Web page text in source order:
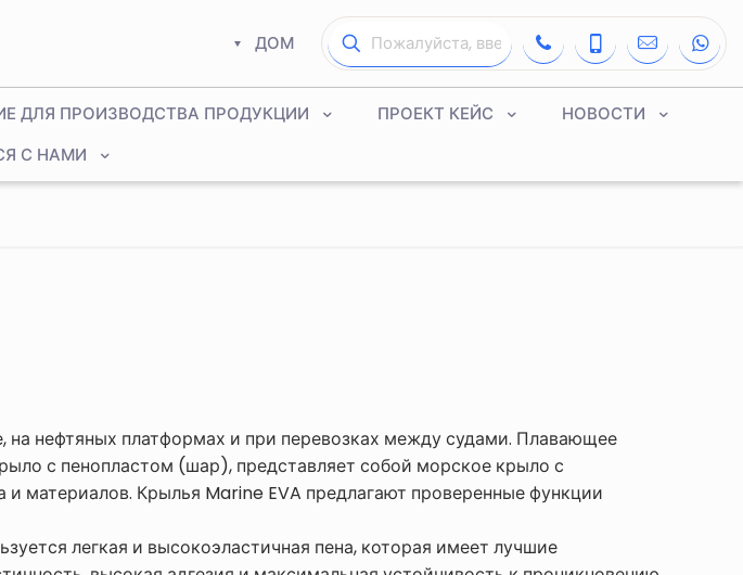
ДОМ
ДЛЯ ПРОИЗВОДСТВА ПРОДУКЦИИ ПРОЕКТ КЕЙС
НОВОСТИ
С НАМИ
на нефтяных платформах и при перевозках между судами. Плавающее
с пенопластом (шар), представляет собой морское крыло с
материалов. Крылья Marine EVA предлагают проверенные функции
легкая и высокоэластичная пена, которая имеет лучшие